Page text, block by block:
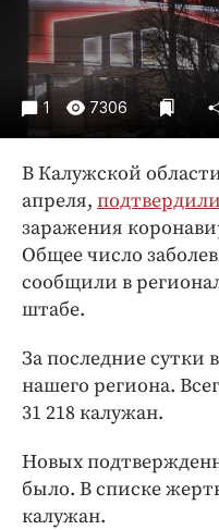
Происшествия
Спорт
Экономика и
ПРОЕКТЫ
Блоги
Издания
Медиаперсона
Клиника года
Работодатель
1 7306
В Калужской
апреля, подтвердили
заражения
Общее число
сообщили в
штабе.
За последние сутки
нашего региона.
31 218 калужан.
Новых
было. В списке
калужан.